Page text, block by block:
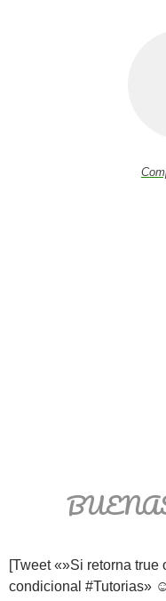
[Tweet «»Si retorna true
condicional #Tutorias»